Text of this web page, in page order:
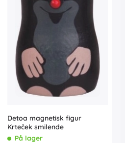
Detoa magnetisk figur
Krteček smilende
På lager